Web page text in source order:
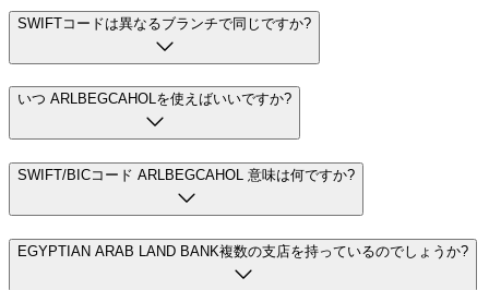
SWIFTコードは異なるブランチで同じですか?
いつ ARLBEGCAHOLを使えばいいですか?
SWIFT/BICコード ARLBEGCAHOL 意味は何ですか?
EGYPTIAN ARAB LAND BANK複数の支店を持っているのでしょうか?